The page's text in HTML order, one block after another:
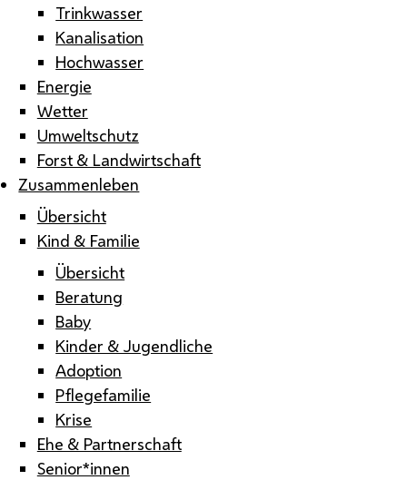
Trinkwasser
Kanalisation
Hochwasser
Energie
Wetter
Umweltschutz
Forst & Landwirtschaft
Zusammenleben
Übersicht
Kind & Familie
Übersicht
Beratung
Baby
Kinder & Jugendliche
Adoption
Pflegefamilie
Krise
Ehe & Partnerschaft
Senior*innen